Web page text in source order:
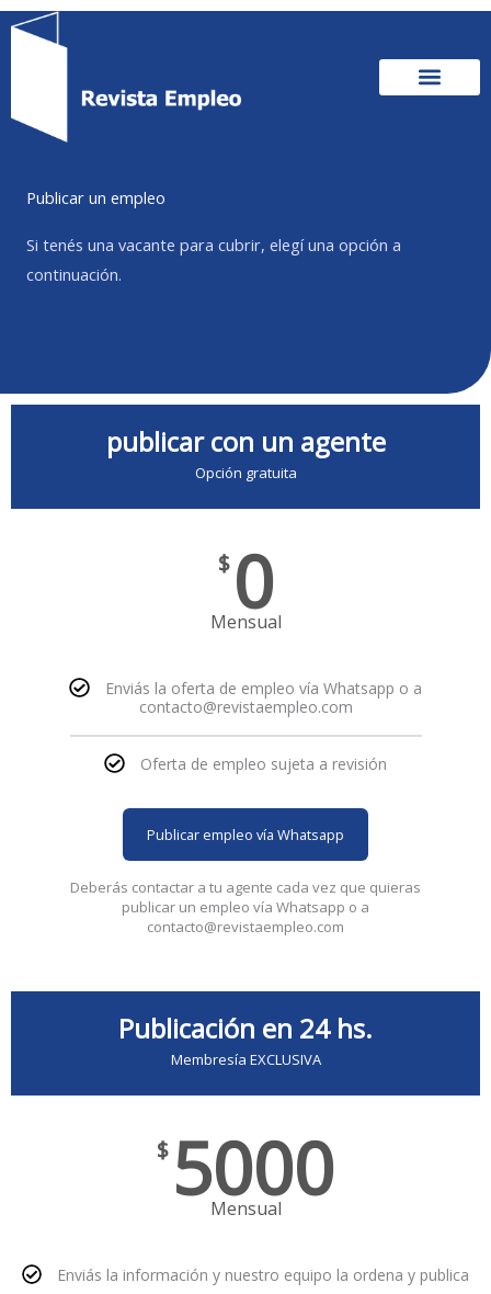
Ir
Publicar un empleo
Si tenés una vacante para cubrir, elegí una opción a
continuación.
publicar con un agente
Opción gratuita
$ 0
Mensual
Enviás la oferta de empleo vía Whatsapp o a
contacto@revistaempleo.com
Oferta de empleo sujeta a revisión
Publicar empleo vía Whatsapp
Deberás contactar a tu agente cada vez que quieras
publicar un empleo vía Whatsapp o a
contacto@revistaempleo.com
Publicación en 24 hs.
Membresía EXCLUSIVA
$ 5000
Mensual
Enviás la información y nuestro equipo la ordena y publica